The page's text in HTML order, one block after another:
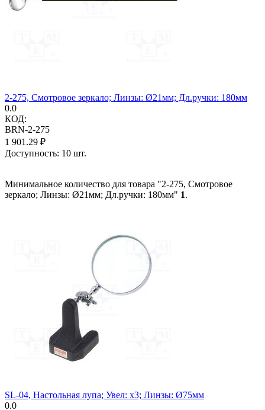
2-275, Смотровое зеркало; Линзы: Ø21мм; Дл.ручки: 180мм
0.0
КОД:
BRN-2-275
1 901.29 ₽
Доступность: 10 шт.
Минимальное количество для товара "2-275, Смотровое
зеркало; Линзы: Ø21мм; Дл.ручки: 180мм" 1.
SL-04, Настольная лупа; Увел: x3; Линзы: Ø75мм
0.0